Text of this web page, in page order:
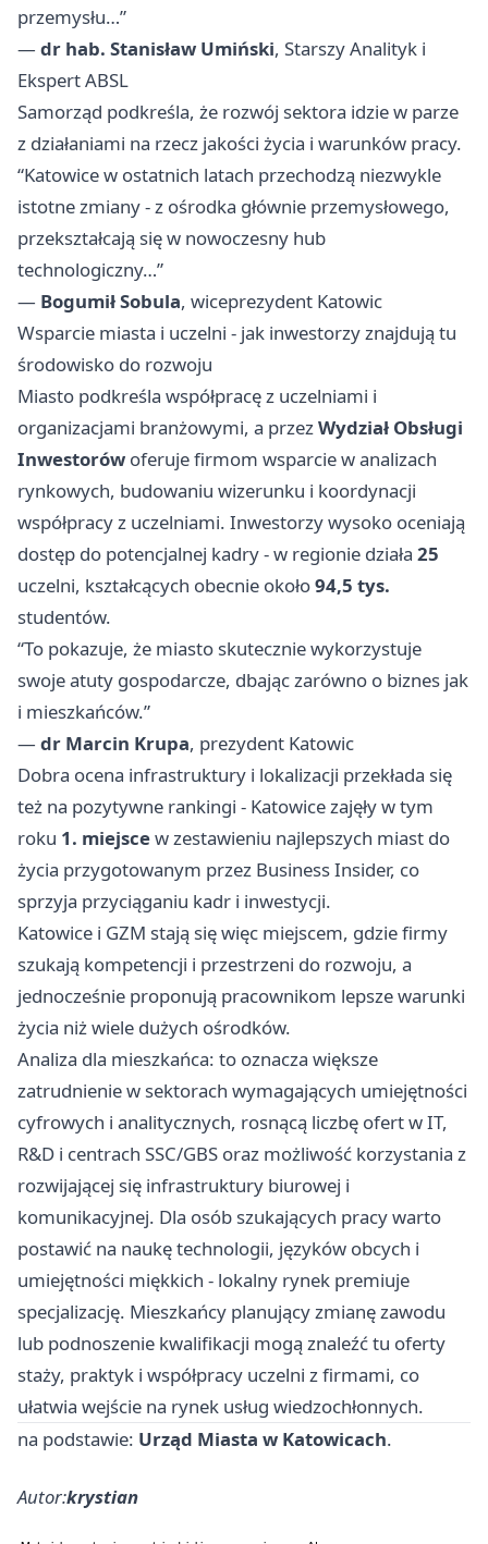
przemysłu…”
— dr hab. Stanisław Umiński, Starszy Analityk i
Ekspert ABSL
Samorząd podkreśla, że rozwój sektora idzie w parze
z działaniami na rzecz jakości życia i warunków pracy.
“Katowice w ostatnich latach przechodzą niezwykle
istotne zmiany - z ośrodka głównie przemysłowego,
przekształcają się w nowoczesny hub
technologiczny…”
— Bogumił Sobula, wiceprezydent Katowic
Wsparcie miasta i uczelni - jak inwestorzy znajdują tu
środowisko do rozwoju
Miasto podkreśla współpracę z uczelniami i
organizacjami branżowymi, a przezWydział Obsługi
Inwestorów oferuje firmom wsparcie w analizach
rynkowych, budowaniu wizerunku i koordynacji
współpracy z uczelniami. Inwestorzy wysoko oceniają
dostęp do potencjalnej kadry - w regionie działa 25
uczelni, kształcących obecnie około94,5 tys.
studentów.
“To pokazuje, że miasto skutecznie wykorzystuje
swoje atuty gospodarcze, dbając zarówno o biznes jak
i mieszkańców.”
— dr Marcin Krupa, prezydent Katowic
Dobra ocena infrastruktury i lokalizacji przekłada się
też na pozytywne rankingi - Katowice zajęły w tym
roku 1. miejscew zestawieniu najlepszych miast do
życia przygotowanym przez Business Insider, co
sprzyja przyciąganiu kadr i inwestycji.
Katowice i GZM stają się więc miejscem, gdzie firmy
szukają kompetencji i przestrzeni do rozwoju, a
jednocześnie proponują pracownikom lepsze warunki
życia niż wiele dużych ośrodków.
Analiza dla mieszkańca: to oznacza większe
zatrudnienie w sektorach wymagających umiejętności
cyfrowych i analitycznych, rosnącą liczbę ofert w IT,
R&D i centrach SSC/GBS oraz możliwość korzystania z
rozwijającej się infrastruktury biurowej i
komunikacyjnej. Dla osób szukających pracy warto
postawić na naukę technologii, języków obcych i
umiejętności miękkich - lokalny rynek premiuje
specjalizację. Mieszkańcy planujący zmianę zawodu
lub podnoszenie kwalifikacji mogą znaleźć tu oferty
staży, praktyk i współpracy uczelni z firmami, co
ułatwia wejście na rynek usług wiedzochłonnych.
na podstawie: Urząd Miasta w Katowicach.
Autor:krystian